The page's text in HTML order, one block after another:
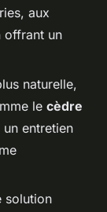
aux
offrant un
naturelle,
le cèdre
un entretien
solution